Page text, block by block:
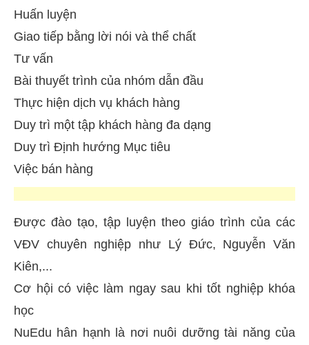
Huấn luyện
Giao tiếp bằng lời nói và thể chất
Tư vấn
Bài thuyết trình của nhóm dẫn đầu
Thực hiện dịch vụ khách hàng
Duy trì một tập khách hàng đa dạng
Duy trì Định hướng Mục tiêu
Việc bán hàng
Được đào tạo, tập luyện theo giáo trình của các
VĐV chuyên nghiệp như Lý Đức, Nguyễn Văn
Kiên,...
Cơ hội có việc làm ngay sau khi tốt nghiệp khóa
học
NuEdu hân hạnh là nơi nuôi dưỡng tài năng của